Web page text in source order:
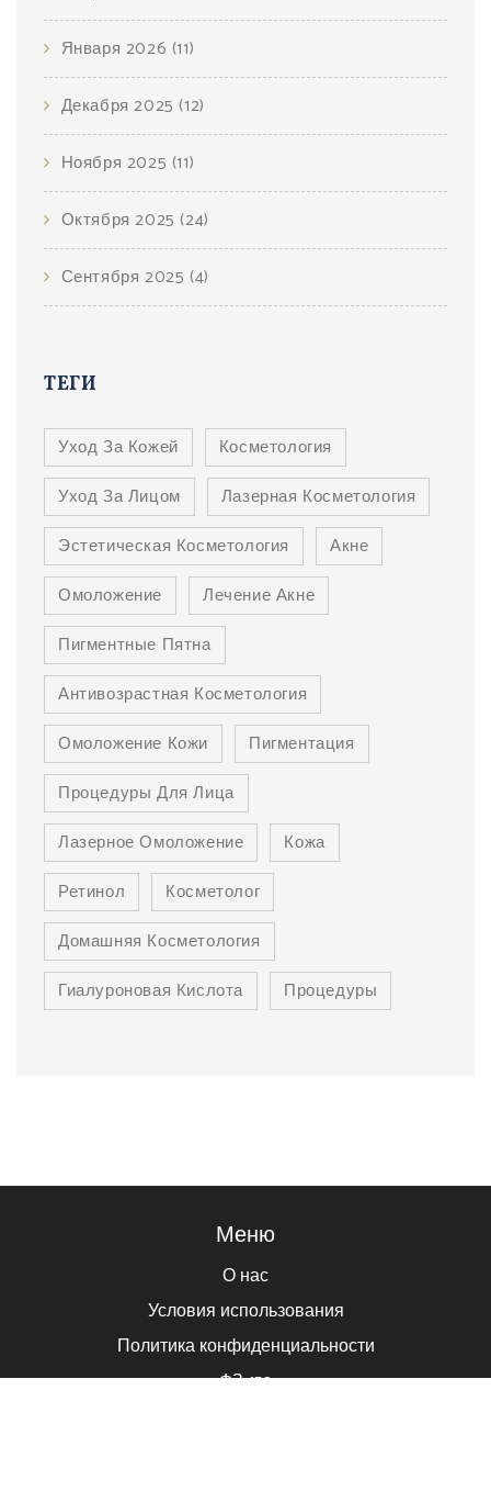
Января 2026 (11)
Декабря 2025 (12)
Ноября 2025 (11)
Октября 2025 (24)
Сентября 2025 (4)
ТЕГИ
Уход За Кожей
Косметология
Уход За Лицом
Лазерная Косметология
Эстетическая Косметология
Акне
Омоложение
Лечение Акне
Пигментные Пятна
Антивозрастная Косметология
Омоложение Кожи
Пигментация
Процедуры Для Лица
Лазерное Омоложение
Кожа
Ретинол
Косметолог
Домашняя Косметология
Гиалуроновая Кислота
Процедуры
Меню
О нас
Условия использования
Политика конфиденциальности
ФЗ-152